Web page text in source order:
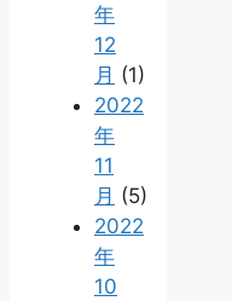
年
12
月 (1)
2022
年
11
月 (5)
2022
年
10